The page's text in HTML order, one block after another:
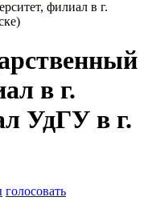
в г.
УдГУ в г.
голосовать